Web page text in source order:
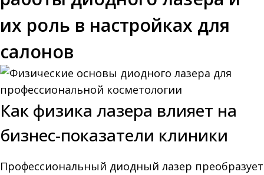
их роль в настройках для
салонов
Как физика лазера влияет на
бизнес-показатели клиники
Профессиональный диодный лазер преобразует